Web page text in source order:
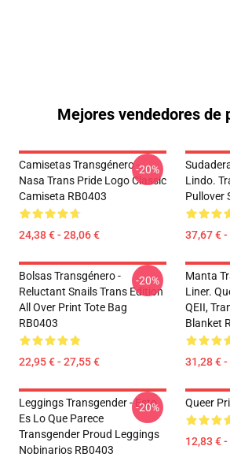
Mejores vendedores de
Camisetas Transgénero -
Nasa Trans Pride Logo Classic
Camiseta RB0403
24,38 € - 28,06 €
-20%
Lindo.
Pullover
37,67 €
Bolsas Transgénero -
Reluctant Snails Trans Edition
All Over Print Tote Bag
RB0403
22,95 € - 27,55 €
-20%
Manta
Liner.
QEII,
Blanket
31,28 €
Leggings Transgender - Esto
Es Lo Que Parece
Transgender Proud Leggings
Nobinarios RB0403
-20% Queer
12,83 €